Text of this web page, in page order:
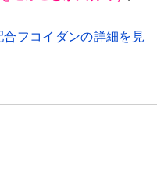
フコイダンの詳細を見